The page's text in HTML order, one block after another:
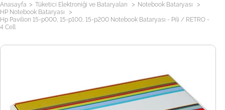
Anasayfa > Tüketici Elektroniği ve Bataryaları > Notebook Bataryası >
HP Notebook Bataryası >
Hp Pavilion 15-p000, 15-p100, 15-p200 Notebook Bataryası - Pili / RETRO -
4 Cell